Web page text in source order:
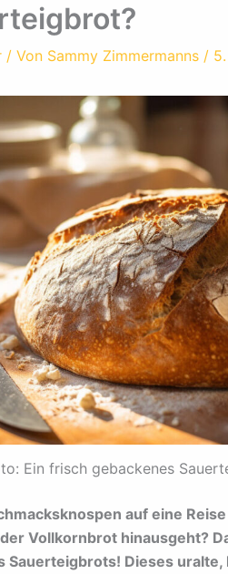
/ Von Sammy Zimmermanns /
Ein frisch gebackenes
auf eine
Vollkornbrot hinausgeht?
Sauerteigbrots! Dieses